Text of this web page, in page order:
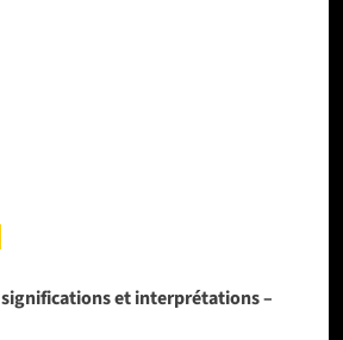
significations et interprétations –